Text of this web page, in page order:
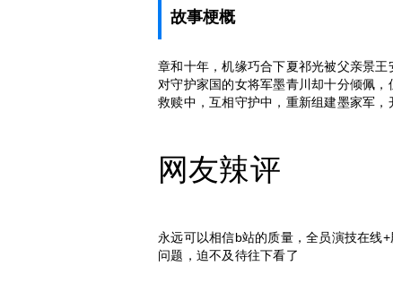
故事梗概
章和十年，机缘巧合下夏祁光被父亲景
对守护家国的女将军墨青川却十分倾佩
救赎中，互相守护中，重新组建墨家军，
网友辣评
永远可以相信b站的质量，全员演技在线
问题，迫不及待往下看了